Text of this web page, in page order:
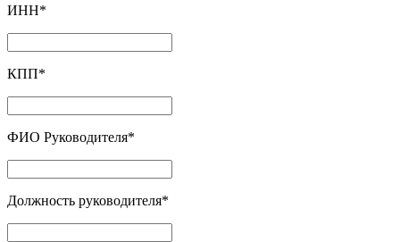
ИНН*
КПП*
ФИО Руководителя*
Должность руководителя*